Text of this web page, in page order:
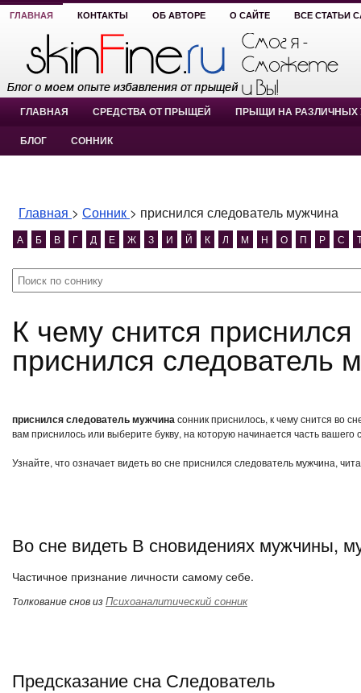
ГЛАВНАЯ КОНТАКТЫ ОБ АВТОРЕ О САЙТЕ ВСЕ СТАТЬИ
ГЛАВНАЯ СРЕДСТВА ОТ ПРЫЩЕЙ ПРЫЩИ НА РАЗЛИЧНЫХ
БЛОГ СОННИК
Главная > Сонник > приснился следователь мужчина
А Б В Г Д Е Ж З И Й К Л М Н О П Р С
К чему снится приснился следователь мужчина?
приснился следователь
приснился следователь мужчинасонник приснилось, к чему снится во
вам приснилось или выберите букву, на которую начинается часть вашего
Узнайте, что означает видеть во сне приснился следователь мужчина,
Во сне видеть В сновидениях мужчины,
Частичное признание личности самому себе.
Толкование снов изПсихоаналитический сонник
Предсказание сна Следователь